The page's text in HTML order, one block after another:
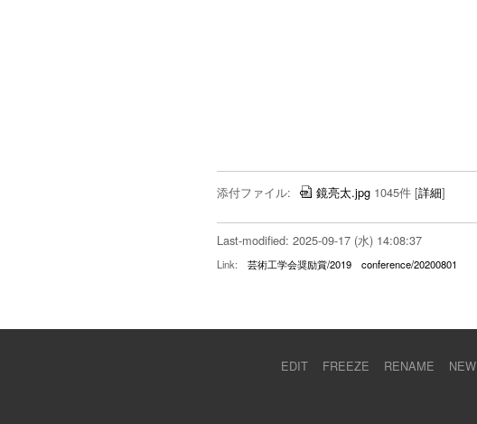
添付ファイル: 鏡亮太.jpg 1045件 [詳細]
Last-modified: 2025-09-17 (水) 14:08:37
Link: 芸術工学会奨励賞/2019 conference/20200801
EDIT FREEZE RENAME NEW